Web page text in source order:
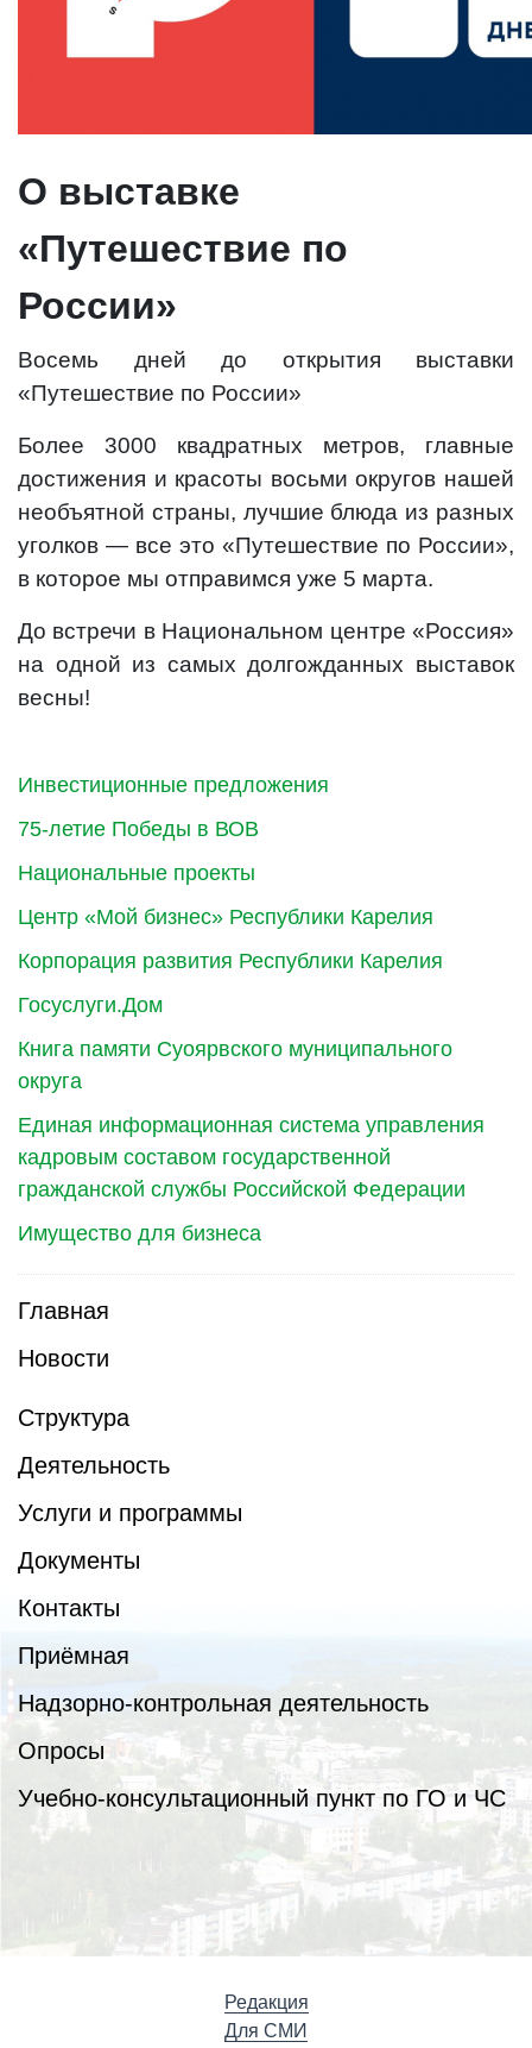
Инвестиционные предложения
75-летие Победы в ВОВ
Национальные проекты
Центр «Мой бизнес» Республики Карелия
Корпорация развития Республики Карелия
Госуслуги.Дом
Книга памяти Суоярвского муниципального
округа
Единая информационная система управления
кадровым составом государственной
гражданской службы Российской Федерации
Имущество для бизнеса
Главная
Новости
Структура
Деятельность
Услуги и программы
Документы
Контакты
Приёмная
Надзорно-контрольная деятельность
Опросы
Учебно-консультационный пункт по ГО и ЧС
О выставке
«Путешествие по
России»
Восемь дней до открытия выставки
«Путешествие по России»
Более 3000 квадратных метров, главные
достижения и красоты восьми округов нашей
необъятной страны, лучшие блюда из разных
уголков — все это «Путешествие по России»,
в которое мы отправимся уже 5 марта.
До встречи в Национальном центре «Россия»
на одной из самых долгожданных выставок
весны!
Редакция
Для СМИ